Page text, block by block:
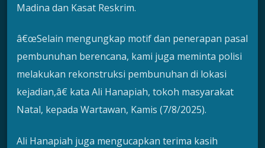
Madina dan Kasat Reskrim.
â€œSelain mengungkap motif dan penerapan pasal
pembunuhan berencana, kami juga meminta polisi
melakukan rekonstruksi pembunuhan di lokasi
kejadian,â€ kata Ali Hanapiah, tokoh masyarakat
Natal, kepada Wartawan, Kamis (7/8/2025).
Ali Hanapiah juga mengucapkan terima kasih